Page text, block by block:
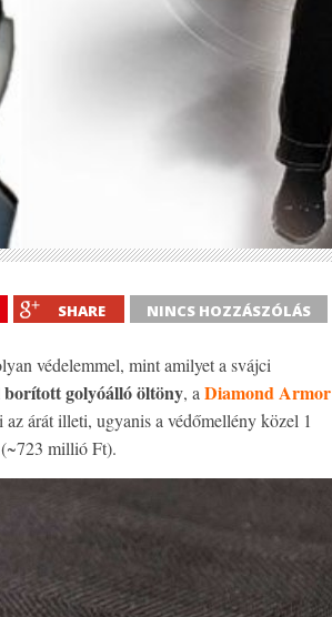
SHARE NINCS HOZZÁSZÓLÁS
védelemmel, mint amilyet a svájci
borítottgolyóálló öltöny, a Diamond Armor
árát illeti, ugyanis a védőmellény közel 1
millió Ft).